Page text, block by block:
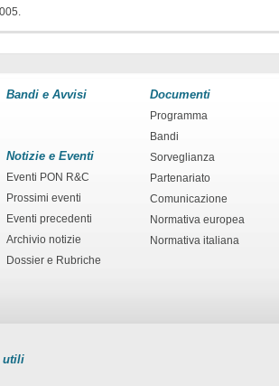
Bandi e Avvisi
Notizie e Eventi
Eventi PON R&C
Prossimi eventi
Eventi precedenti
Archivio notizie
Dossier e Rubriche
Documenti
Programma
Bandi
Sorveglianza
Partenariato
Comunicazione
Normativa europea
Normativa italiana
utili